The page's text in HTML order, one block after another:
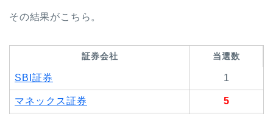
その結果がこちら。
証券会社 当選数
SBI証券 1
マネックス証券 5